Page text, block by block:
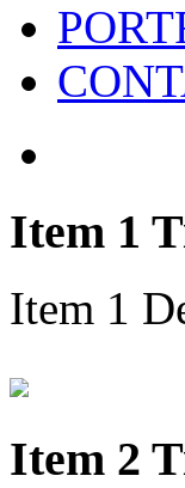
Item 1
Item 1
Item 2